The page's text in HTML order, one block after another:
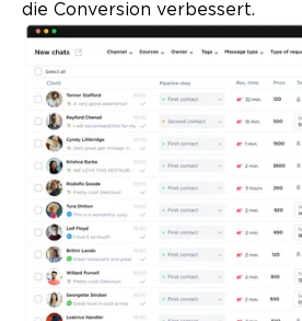
die Conversion verbessert.